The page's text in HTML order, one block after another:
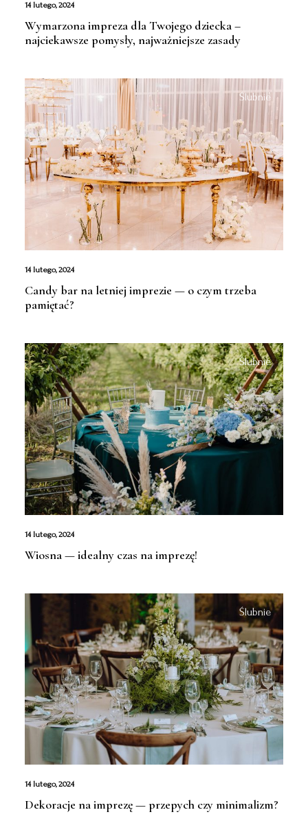
14 lutego, 2024
Wymarzona impreza dla Twojego dziecka –
najciekawsze pomysły, najważniejsze zasady
Ślubnie
14 lutego, 2024
Candy bar na letniej imprezie — o czym trzeba
pamiętać?
Ślubnie
14 lutego, 2024
Wiosna — idealny czas na imprezę!
Ślubnie
14 lutego, 2024
Dekoracje na imprezę — przepych czy minimalizm?